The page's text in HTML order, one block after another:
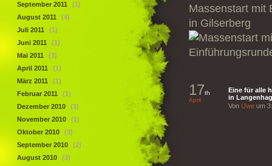
Massenstart mit
in Gilserberg
17th
April
Eine für alle
in
Von Uwe um
September 2011
(1)
August 2011
(4)
Juli 2011
(1)
Juni 2011
(1)
Mai 2011
(3)
April 2011
(1)
März 2011
(1)
Februar 2011
(1)
Dezember 2010
(3)
November 2010
(1)
Oktober 2010
(3)
September 2010
(2)
August 2010
(3)